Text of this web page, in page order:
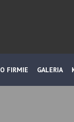
O FIRMIE GALERIA